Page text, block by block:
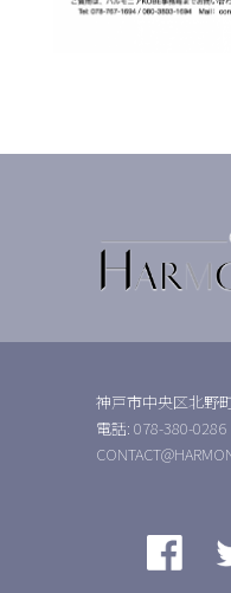
神戸市中央区北野
電話: 078-380-0286